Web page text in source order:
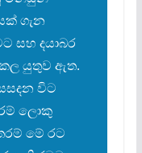
ගැන
සහ දයාබර
කල යුතුව ඇත.
විට
ලොකු
මේ රට